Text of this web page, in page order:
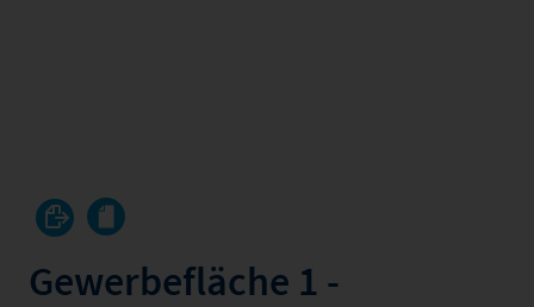
Gewerbefläche 1 -